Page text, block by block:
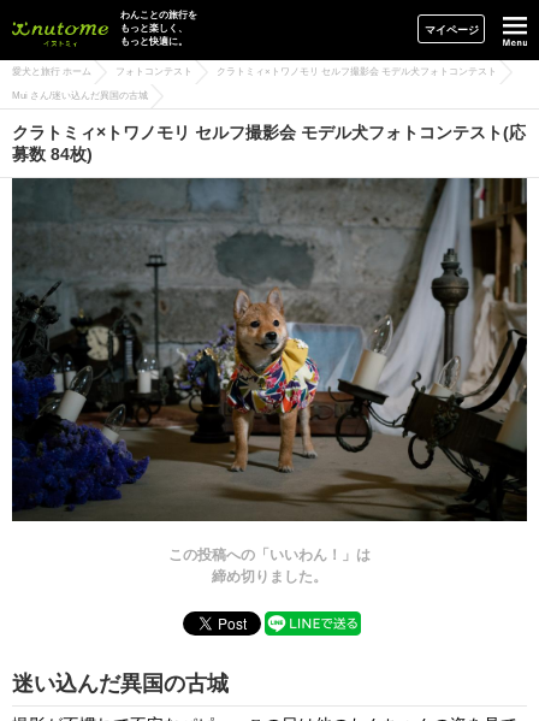
イヌトミィ
わんことの旅行を
もっと楽しく、
もっと快適に。
マイページ
愛犬と旅行 ホーム フォトコンテスト クラトミィ×トワノモリ セルフ撮影会 モデル犬フォトコンテスト
Mui さん/迷い込んだ異国の古城
クラトミィ×トワノモリ セルフ撮影会 モデル犬フォトコンテスト(応
募数 84枚)
この投稿への「いいわん！」は
締め切りました。
迷い込んだ異国の古城